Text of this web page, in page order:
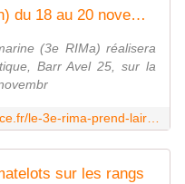
Le 3e RIMa prend l'air (marin) du 18 au 20 novembre lors de l'exercice Barr Avel
(3e RIMa) réalisera
Barr Avel 25, sur la
sur les rangs